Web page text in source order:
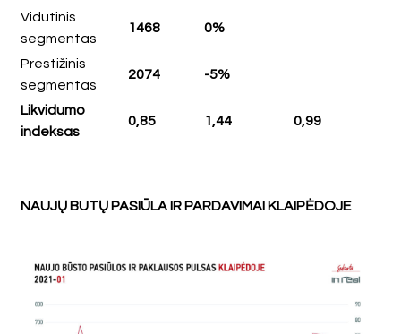
Vidutinis
segmentas
1468 0%
Prestižinis
segmentas
2074 -5%
Likvidumo
indeksas
0,85 1,44 0,99
NAUJŲ BUTŲ PASIŪLA IR PARDAVIMAI KLAIPĖDOJE